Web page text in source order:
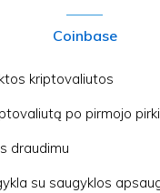
Coinbase
kriptovaliutos
po pirmojo
draudimu
su saugyklos